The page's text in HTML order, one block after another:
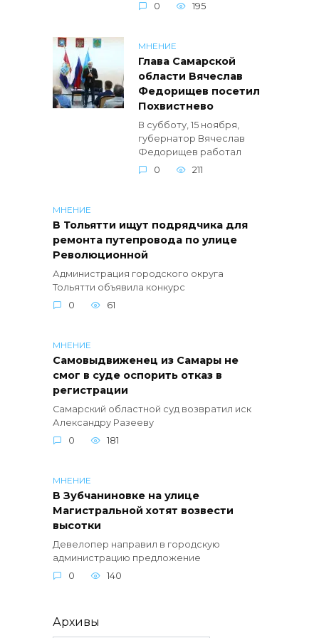
0
195
МНЕНИЕ
Глава Самарской
области Вячеслав
Федорищев посетил
Похвистнево
В субботу, 15 ноября,
губернатор Вячеслав
Федорищев работал
0
211
МНЕНИЕ
В Тольятти ищут подрядчика для
ремонта путепровода по улице
Революционной
Администрация городского округа
Тольятти объявила конкурс
0
61
МНЕНИЕ
Самовыдвиженец из Самары не
смог в суде оспорить отказ в
регистрации
Самарский областной суд возвратил иск
Александру Разееву
0
181
МНЕНИЕ
В Зубчаниновке на улице
Магистральной хотят возвести
высотки
Девелопер направил в городскую
администрацию предложение
0
140
Архивы